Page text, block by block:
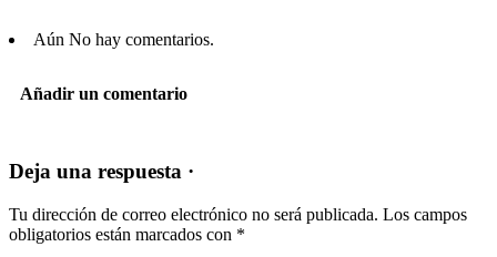
Aún No hay comentarios.
Añadir un comentario
Deja una respuesta ·
Tu dirección de correo electrónico no será publicada. Los campos
obligatorios están marcados con *